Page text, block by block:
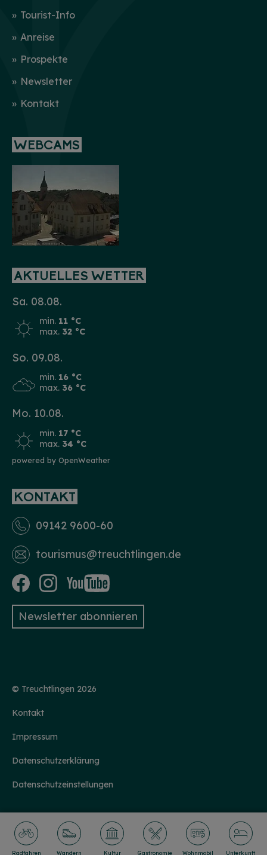
Tourist-Info
Anreise
Prospekte
Newsletter
Kontakt
WEBCAMS
AKTUELLES WETTER
Sa. 08.08.
min. 11 °C
max. 32 °C
So. 09.08.
min. 16 °C
max. 36 °C
Mo. 10.08.
min. 17 °C
max. 34 °C
powered by OpenWeather
KONTAKT
09142 9600-60
tourismus­@treuchtlingen.de
Newsletter abonnieren
© Treuchtlingen 2026
Kontakt
Impressum
Datenschutzerklärung
Datenschutzeinstellungen
Radfahren Wandern Kultur Gastronomie Wohnmobil Unterkunft